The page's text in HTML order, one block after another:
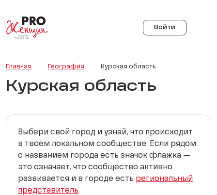
Войти
Главная География Курская область
Курская область
Выбери свой город и узнай, что происходит
в твоём локальном сообществе. Если рядом
с названием города есть значок флажка —
это означает, что сообщество активно
развивается и в городе есть региональный
представитель.